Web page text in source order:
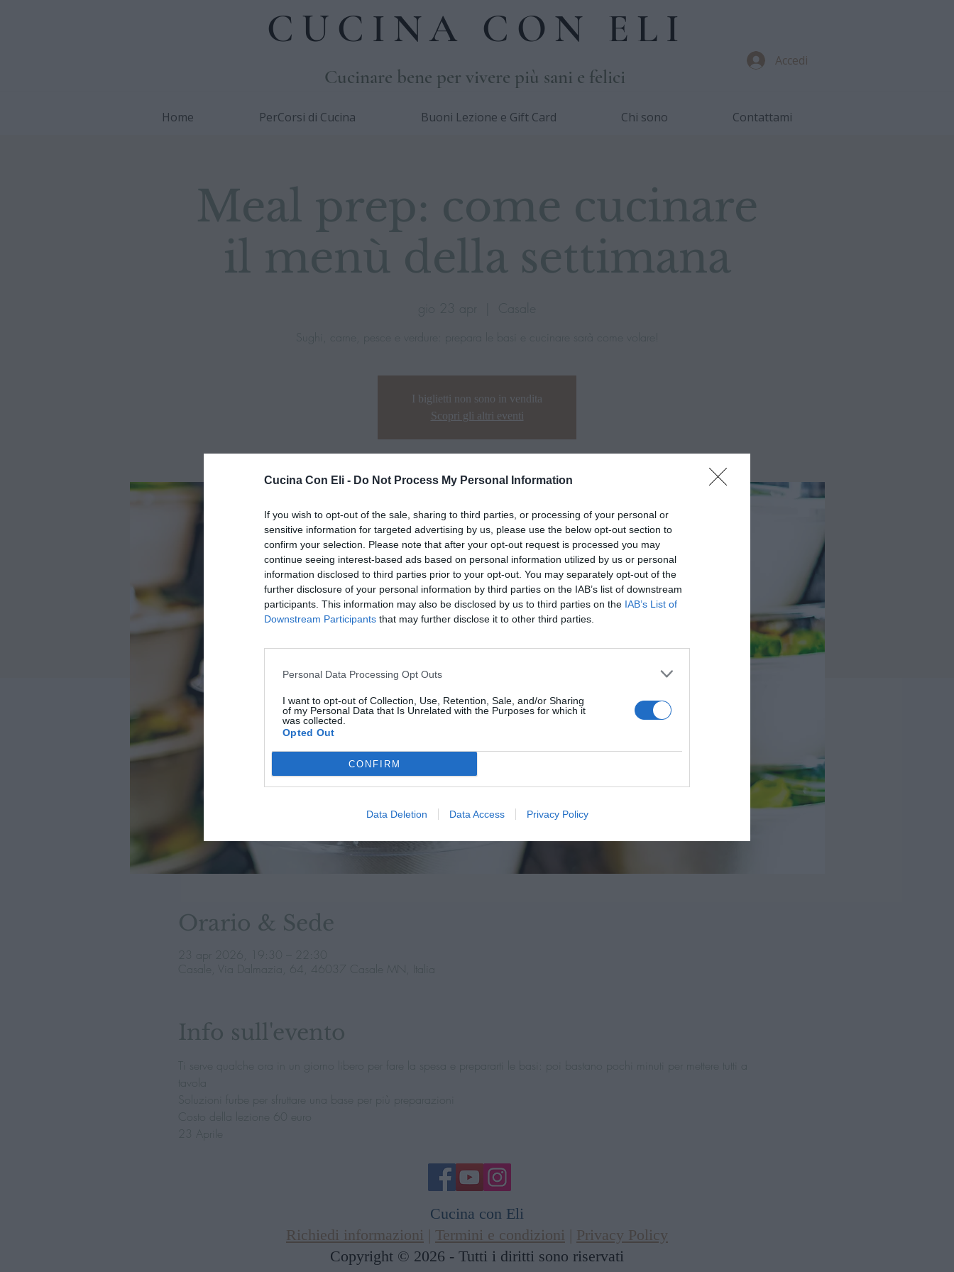
Cucina Con Eli - Do Not Process My Personal Information
If you wish to opt-out of the sale, sharing to third parties, or processing of your personal or
sensitive information for targeted advertising by us, please use the below opt-out section to
confirm your selection. Please note that after your opt-out request is processed you may
continue seeing interest-based ads based on personal information utilized by us or personal
information disclosed to third parties prior to your opt-out. You may separately opt-out of the
further disclosure of your personal information by third parties on the IAB’s list of downstream
participants. This information may also be disclosed by us to third parties on the IAB’s List of
Downstream Participants that may further disclose it to other third parties.
Personal Data Processing Opt Outs
I want to opt-out of Collection, Use, Retention, Sale, and/or Sharing
of my Personal Data that Is Unrelated with the Purposes for which it
was collected.
Opted Out
CONFIRM
Data Deletion Data Access Privacy Policy
CUCINA CON ELI
Cucinare bene per vivere più sani e felici
Accedi
Home PerCorsi di Cucina Buoni Lezione e Gift Card Chi sono Contattami
Meal prep: come cucinare
il menù della settimana
gio 23 apr Casale
I biglietti non sono in vendita
Scopri gli altri eventi
Orario & Sede
23 apr 2026, 19:30 – 22:30
Casale, Via Dalmazia, 64, 46037 Casale MN, Italia
Info sull'evento
Ti serve qualche ora in un giorno libero per fare la spesa e prepararti le basi: poi bastano pochi minuti per mettere tutti a
Soluzioni furbe per sfruttare una base per più preparazioni
Costo della lezione 60 euro
23 Aprile
Cucina con Eli
Richiedi informazioni | Termini e condizioni | Privacy Policy
Copyright © 2026 - Tutti i diritti sono riservati